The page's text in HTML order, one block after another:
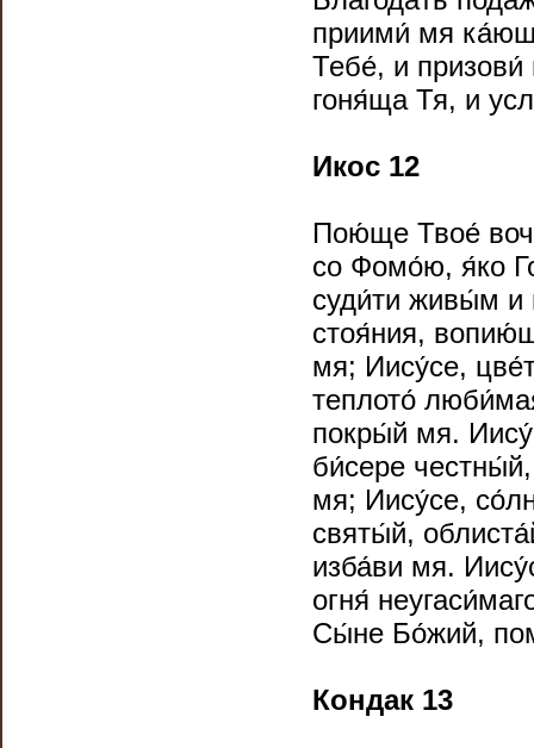
приими́ мя
Тебе́, и
гоня́ща Тя, и
Икос 12
Пою́ще Твое́
со Фомо́ю, я́ко
суди́ти живы́м и
стоя́ния,
мя; Иису́се,
теплото́
покры́й мя.
би́сере
мя; Иису́се,
святы́й,
изба́ви мя.
огня́
Сы́не Бо́жий,
Кондак 13